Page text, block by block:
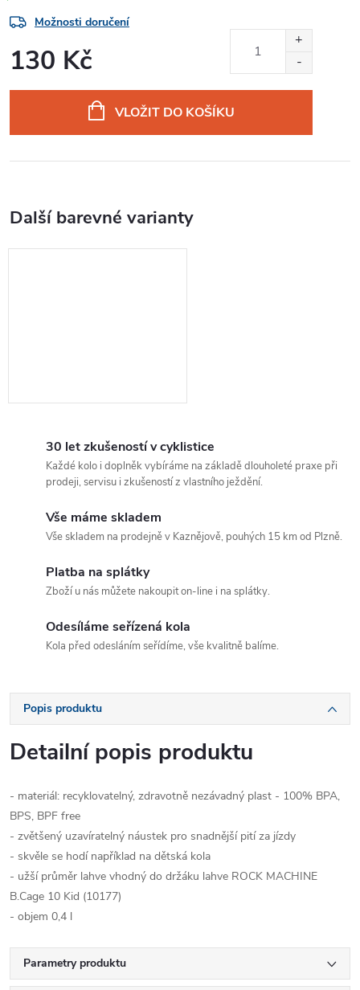
Možnosti doručení
130 Kč
VLOŽIT DO KOŠÍKU
30 let zkušeností v cyklistice
Každé kolo i doplněk vybíráme na základě dlouholeté praxe při
prodeji, servisu i zkušeností z vlastního ježdění.
Vše máme skladem
Vše skladem na prodejně v Kaznějově, pouhých 15 km od Plzně.
Platba na splátky
Zboží u nás můžete nakoupit on-line i na splátky.
Odesíláme seřízená kola
Kola před odesláním seřídíme, vše kvalitně balíme.
Popis produktu
Detailní popis produktu
- materiál: recyklovatelný, zdravotně nezávadný plast - 100% BPA,
BPS, BPF free
- zvětšený uzavíratelný náustek pro snadnější pití za jízdy
- skvěle se hodí například na dětská kola
- užší průměr lahve vhodný do držáku lahve ROCK MACHINE
B.Cage 10 Kid (10177)
- objem 0,4 l
Parametry produktu